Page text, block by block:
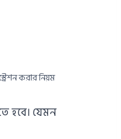
করার নিয়ম
হবে। যেমন